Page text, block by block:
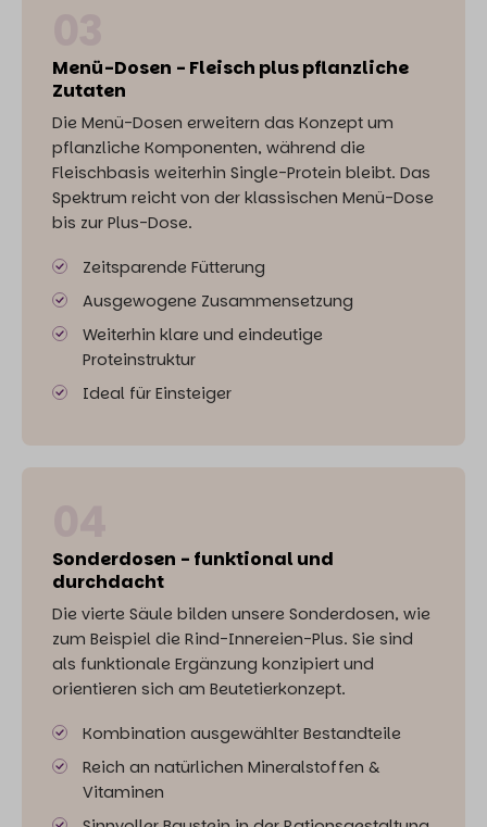
Menü-Dosen - Fleisch plus pflanzliche
Zutaten
Die Menü-Dosen erweitern das Konzept um
pflanzliche Komponenten, während die
Fleischbasis weiterhin Single-Protein bleibt. Das
Spektrum reicht von der klassischen Menü-Dose
bis zur Plus-Dose.
Zeitsparende Fütterung
Ausgewogene Zusammensetzung
Weiterhin klare und eindeutige
Proteinstruktur
Ideal für Einsteiger
Sonderdosen - funktional und
durchdacht
Die vierte Säule bilden unsere Sonderdosen, wie
zum Beispiel die Rind-Innereien-Plus. Sie sind
als funktionale Ergänzung konzipiert und
orientieren sich am Beutetierkonzept.
Kombination ausgewählter Bestandteile
Reich an natürlichen Mineralstoffen &
Vitaminen